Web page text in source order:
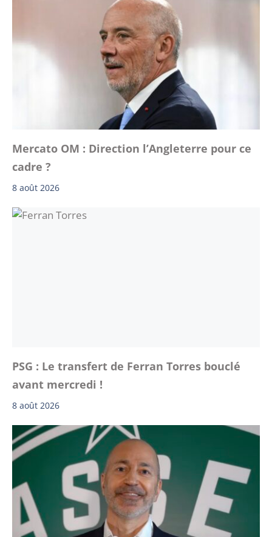
Mercato OM : Direction l’Angleterre pour ce
cadre ?
8 août 2026
PSG : Le transfert de Ferran Torres bouclé
avant mercredi !
8 août 2026